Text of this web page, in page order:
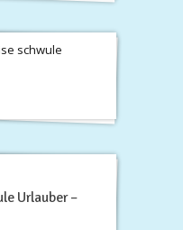
Urlauber –